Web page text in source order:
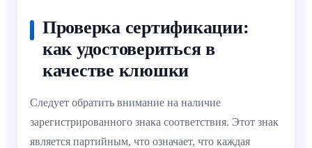
Проверка сертификации:
как удостовериться в
качестве клюшки
Следует обратить внимание на наличие
зарегистрированного знака соответствия. Этот знак
является партийным, что означает, что каждая